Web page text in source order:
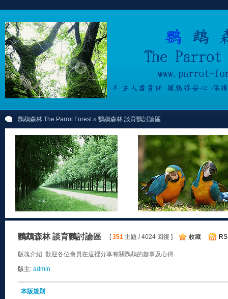
鸚鵡森林 The Parrot Forest» 鸚鵡森林 談育鸚討論區
鸚鵡森林 談育鸚討論區 [351 主題 / 4024 回復 ] 收藏
版塊介紹: 歡迎各位會員在這裡分享有關鸚鵡的趣事及心得.
版主: admin
本版規則